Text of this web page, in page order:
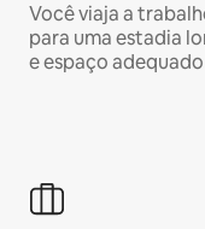
Você viaja a
para uma estadia
e espaço